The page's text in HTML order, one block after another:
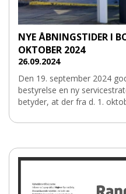
NYE ÅBNINGSTIDER I
OKTOBER 2024
26.09.2024
Den 19. september 2024
bestyrelse en ny
betyder, at der fra d. 1.